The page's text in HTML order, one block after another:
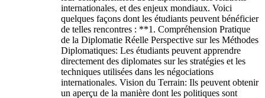
internationales, et des enjeux mondiaux. Voici
quelques façons dont les étudiants peuvent bénéficier
de telles rencontres : **1. Compréhension Pratique
de la Diplomatie Réelle Perspective sur les Méthodes
Diplomatiques: Les étudiants peuvent apprendre
directement des diplomates sur les stratégies et les
techniques utilisées dans les négociations
internationales. Vision du Terrain: Ils peuvent obtenir
un aperçu de la manière dont les politiques sont